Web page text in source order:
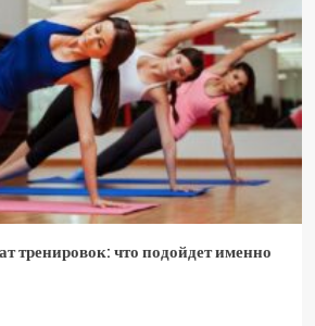
тренировок: что подойдет именно